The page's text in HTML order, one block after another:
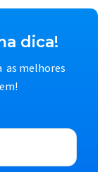
dica!
as melhores